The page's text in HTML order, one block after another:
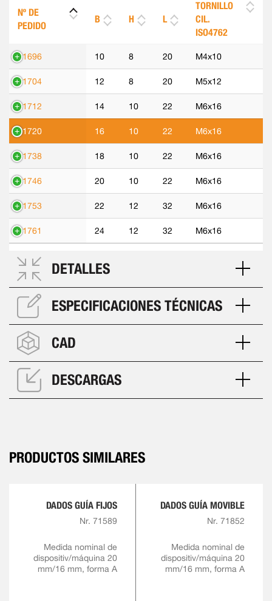
Nº DE
PEDIDO
B H L
TORNILLO
CIL.
ISO4762
71696 10 8 20 M4x10
71704 12 8 20 M5x12
71712 14 10 22 M6x16
71720 16 10 22 M6x16
71738 18 10 22 M6x16
71746 20 10 22 M6x16
71753 22 12 32 M6x16
71761 24 12 32 M6x16
DETALLES
ESPECIFICACIONES TÉCNICAS
CAD
DESCARGAS
PRODUCTOS SIMILARES
DADOS GUÍA FIJOS
Nr. 71589
Medida nominal de
dispositiv/máquina 20
mm/16 mm, forma A
DADOS GUÍA MOVIBLE
Nr. 71852
Medida nominal de
dispositiv/máquina 20
mm/16 mm, forma A